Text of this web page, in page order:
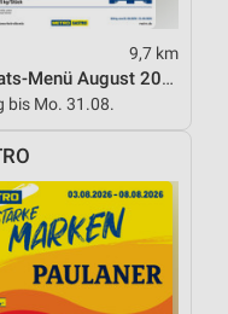
9,7 km
Monats-Menü August 2026
bis Mo. 31.08.